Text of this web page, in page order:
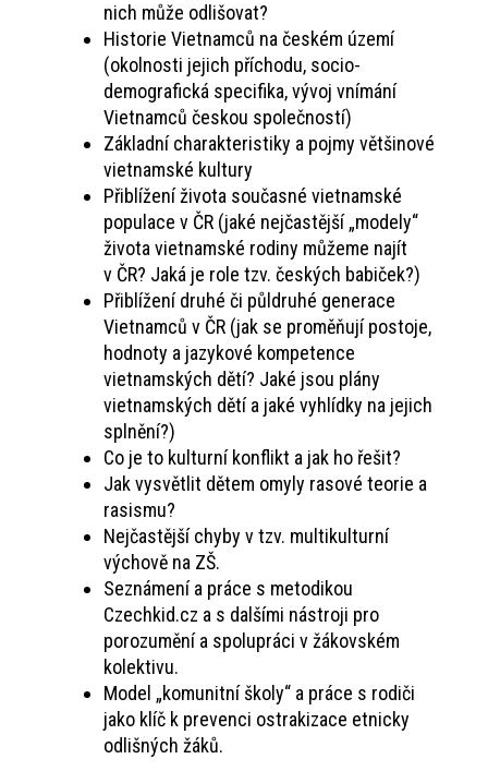
nich může odlišovat?
Historie Vietnamců na českém území
(okolnosti jejich příchodu, socio-
demografická specifika, vývoj vnímání
Vietnamců českou společností)
Základní charakteristiky a pojmy většinové
vietnamské kultury
Přiblížení života současné vietnamské
populace v ČR (jaké nejčastější „modely“
života vietnamské rodiny můžeme najít
v ČR? Jaká je role tzv. českých babiček?)
Přiblížení druhé či půldruhé generace
Vietnamců v ČR (jak se proměňují postoje,
hodnoty a jazykové kompetence
vietnamských dětí? Jaké jsou plány
vietnamských dětí a jaké vyhlídky na jejich
splnění?)
Co je to kulturní konflikt a jak ho řešit?
Jak vysvětlit dětem omyly rasové teorie a
rasismu?
Nejčastější chyby v tzv. multikulturní
výchově na ZŠ.
Seznámení a práce s metodikou
Czechkid.cz a s dalšími nástroji pro
porozumění a spolupráci v žákovském
kolektivu.
Model „komunitní školy“ a práce s rodiči
jako klíč k prevenci ostrakizace etnicky
odlišných žáků.